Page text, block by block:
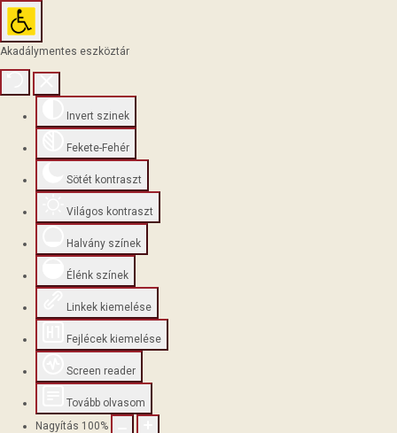
Akadálymentes eszköztár
Invert szinek
Fekete-Fehér
Sötét kontraszt
Világos kontraszt
Halvány színek
Élénk színek
Linkek kiemelése
Fejlécek kiemelése
Screen reader
Tovább olvasom
Nagyítás 100%